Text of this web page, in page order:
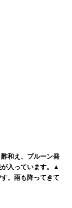
和え、プルーン発
入っています。▲
。雨も降ってきて